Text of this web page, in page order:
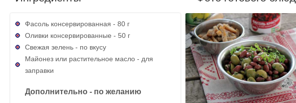
Фасоль консервированная - 80 г
Оливки консервированные - 50 г
Свежая зелень - по вкусу
Майонез или растительное масло - для
заправки
Дополнительно - по желанию